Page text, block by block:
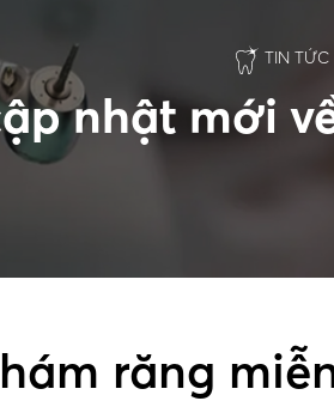
TIN TỨC
nhật mới
răng